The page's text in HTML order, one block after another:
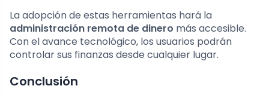
La adopción de estas herramientas hará la
administración remota de dinero más accesible.
Con el avance tecnológico, los usuarios podrán
controlar sus finanzas desde cualquier lugar.
Conclusión